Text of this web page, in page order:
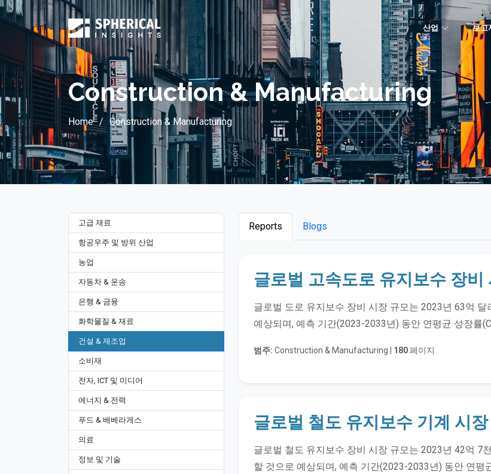
산업 보고
Construction & Manufacturing
Home Construction & Manufacturing
고급 재료
항공우주 및 방위 산업
농업
자동차 & 운송
은행 & 금융
화학물질 & 재료
건설 & 제조업
소비재
전자, ICT 및 미디어
에너지 & 전력
푸드 & 베베라게스
의료
정보 및 기술
Reports Blogs
글로벌 고속도로 유지보수 장비
글로벌 도로 유지보수 장비 시장 규모는 2023년 63억
예상되며, 예측 기간(2023-2033년) 동안 연평균 성장률
범주: Construction & Manufacturing | 180페이지
글로벌 철도 유지보수 기계 시장
글로벌 철도 유지보수 장비 시장 규모는 2023년 42억 7
할 것으로 예상되며, 예측 기간(2023-2033년) 동안 연평